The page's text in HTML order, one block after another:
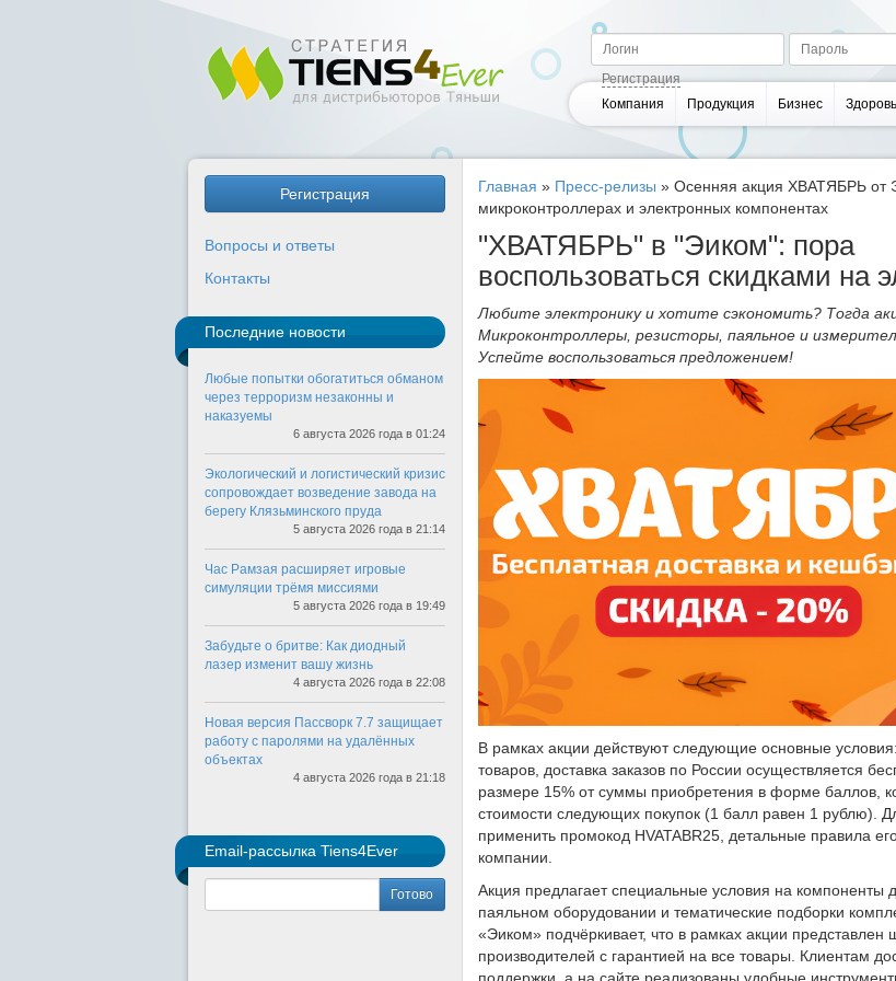
Регистрация
Компания
Продукция Бизнес
Регистрация
Вопросы и ответы
Контакты
Последние новости
Любые попытки обогатиться обманом
через терроризм незаконны и
наказуемы
6 августа 2026 года в 01:24
Экологический и логистический кризис
сопровождает возведение завода на
берегу Клязьминского пруда
5 августа 2026 года в 21:14
Час Рамзая расширяет игровые
симуляции трёмя миссиями
5 августа 2026 года в 19:49
Забудьте о бритве: Как диодный
лазер изменит вашу жизнь
4 августа 2026 года в 22:08
Новая версия Пассворк 7.7 защищает
работу с паролями на удалённых
объектах
4 августа 2026 года в 21:18
Email-рассылка Tiens4Ever
Готово
Главная » Пресс-релизы » Осенняя акция ХВАТЯБРЬ от
микроконтроллерах и электронных компонентах
"ХВАТЯБРЬ" в "Эиком": пора
воспользоваться скидками на
Любите электронику и хотите сэкономить? Тогда
Микроконтроллеры, резисторы, паяльное и
Успейте воспользоваться предложением!
В рамках акции действуют следующие основные
товаров, доставка заказов по России осуществляется
размере 15% от суммы приобретения в форме баллов,
стоимости следующих покупок (1 балл равен 1 рублю).
применить промокод HVATABR25, детальные правила
компании.
Акция предлагает специальные условия на
паяльном оборудовании и тематические подборки
«Эиком» подчёркивает, что в рамках акции
производителей с гарантией на все товары. Клиентам